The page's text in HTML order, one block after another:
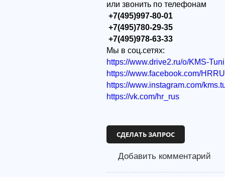
или звонить по телефонам
+7(495)997-80-01
+7(495)780-29-35
+7(495)978-63-33
Мы в соц.сетях:
https://www.drive2.ru/o/KMS-
https://www.facebook.com/
https://www.instagram.com/
https://vk.com/hr_rus
СДЕЛАТЬ ЗАПРОС
Добавить комментарий